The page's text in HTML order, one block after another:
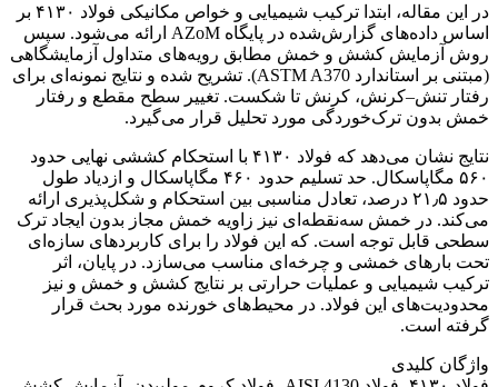
در این مقاله، ابتدا ترکیب شیمیایی و خواص مکانیکی فولاد ۴۱۳۰ بر
اساس داده‌های گزارش‌شده در پایگاه AZoM ارائه می‌شود. سپس
روش آزمایش کشش و خمش مطابق رویه‌های متداول آزمایشگاهی
(مبتنی بر استاندارد ASTM A370). تشریح شده و نتایج نمونه‌ای برای
رفتار تنش–کرنش، کرنش تا شکست. تغییر سطح مقطع و رفتار
خمش بدون ترک‌خوردگی مورد تحلیل قرار می‌گیرد.
نتایج نشان می‌دهد که فولاد ۴۱۳۰ با استحکام کششی نهایی حدود
۵۶۰ مگاپاسکال. حد تسلیم حدود ۴۶۰ مگاپاسکال و ازدیاد طول
حدود ۲۱٫۵ درصد، تعادل مناسبی بین استحکام و شکل‌پذیری ارائه
می‌کند. در خمش سه‌نقطه‌ای نیز زاویه خمش مجاز بدون ایجاد ترک
سطحی قابل توجه است. که این فولاد را برای کاربردهای سازه‌ای
تحت بارهای خمشی و چرخه‌ای مناسب می‌سازد. در پایان، اثر
ترکیب شیمیایی و عملیات حرارتی بر نتایج کشش و خمش و نیز
محدودیت‌های این فولاد. در محیط‌های خورنده مورد بحث قرار
گرفته است.
واژگان کلیدی